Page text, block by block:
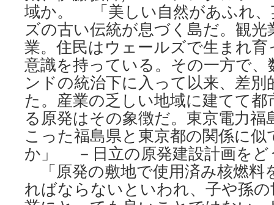
域か。 「美しい自然があふれ、
ズの古い伝統が息づく島だ。観光
業。住民はウェールズで生まれ
意識を持っている。その一方で
ンドの統治下に入って以来、差
た。産業の乏しい地域に建てて
る原発はその象徴だ。東京電力福
こった福島県と東京都の関係に
か」 －日立の原発建設計画をど
「原発の敷地で使用済み核燃料
ればならないといわれ、子や孫